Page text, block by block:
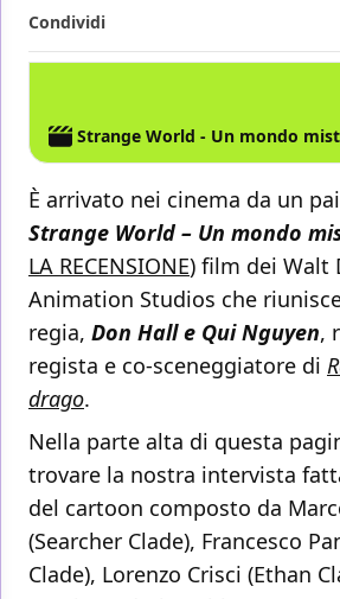
Condividi
Strange World - Un mondo
È arrivato nei cinema da un
Strange World – Un mondo
LA RECENSIONE) film dei Walt
Animation Studios che
regia, Don Hall e Qui Nguyen,
regista e co-sceneggiatore di
drago.
Nella parte alta di questa
trovare la nostra intervista
del cartoon composto da
(Searcher Clade), Francesco
Clade), Lorenzo Crisci (Ethan